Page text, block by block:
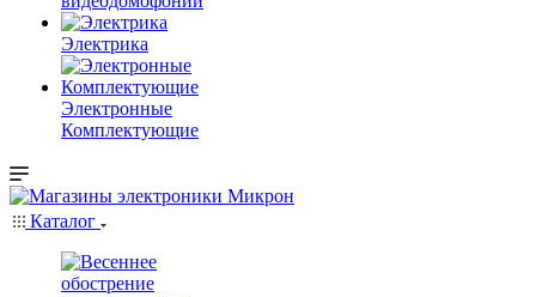
Электрика
Электронные
Комплектующие
Каталог